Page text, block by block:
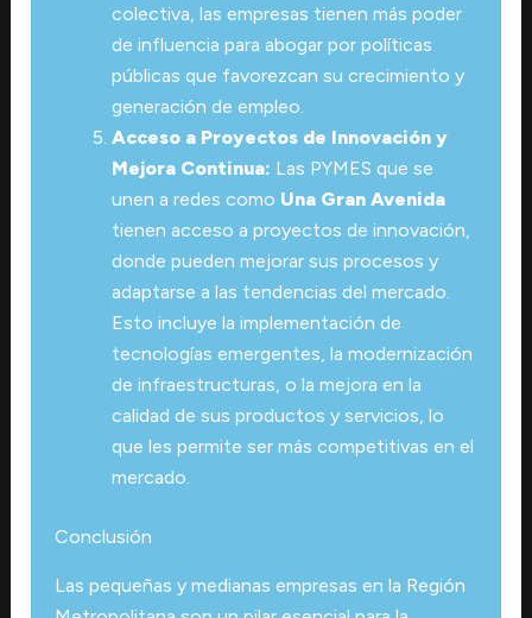
colectiva, las empresas tienen más poder
de influencia para abogar por políticas
públicas que favorezcan su crecimiento y
generación de empleo.
Acceso a Proyectos de Innovación y
Mejora Continua: Las PYMES que se
unen a redes como Una Gran Avenida
tienen acceso a proyectos de innovación,
donde pueden mejorar sus procesos y
adaptarse a las tendencias del mercado.
Esto incluye la implementación de
tecnologías emergentes, la modernización
de infraestructuras, o la mejora en la
calidad de sus productos y servicios, lo
que les permite ser más competitivas en el
mercado.
Conclusión
Las pequeñas y medianas empresas en la Región